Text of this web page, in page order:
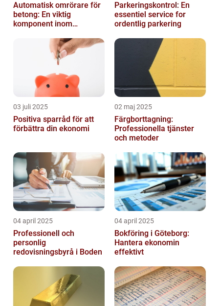
Automatisk omrörare för
betong: En viktig
komponent inom
Parkeringskontrol: En
essentiel service for
ordentlig parkering
03 juli 2025
Positiva sparråd för att
förbättra din ekonomi
02 maj 2025
Färgborttagning:
Professionella tjänster
och metoder
04 april 2025
Professionell och
personlig
redovisningsbyrå i Boden
04 april 2025
Bokföring i Göteborg:
Hantera ekonomin
effektivt